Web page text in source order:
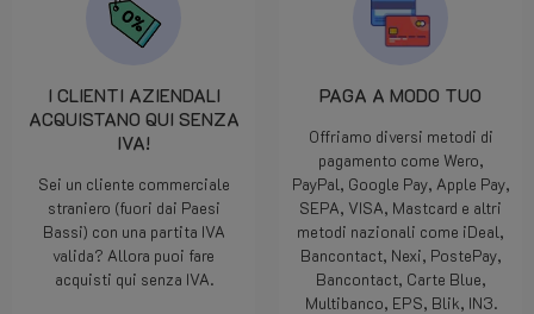
I CLIENTI AZIENDALI
ACQUISTANO QUI SENZA
IVA!
Sei un cliente commerciale
straniero (fuori dai Paesi
Bassi) con una partita IVA
valida? Allora puoi fare
acquisti qui senza IVA.
PAGA A MODO TUO
Offriamo diversi metodi di
pagamento come Wero,
PayPal, Google Pay, Apple Pay,
SEPA, VISA, Mastcard e altri
metodi nazionali come iDeal,
Bancontact, Nexi, PostePay,
Bancontact, Carte Blue,
Multibanco, EPS, Blik, IN3.